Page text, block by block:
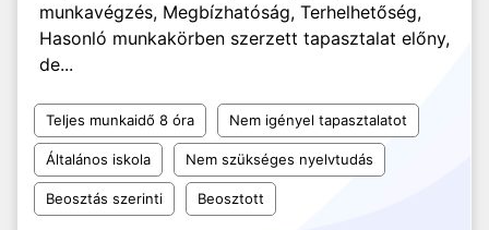
munkavégzés, Megbízhatóság, Terhelhetőség,
Hasonló munkakörben szerzett tapasztalat előny,
de...
Teljes munkaidő 8 óra Nem igényel tapasztalatot
Általános iskola Nem szükséges nyelvtudás
Beosztás szerinti Beosztott